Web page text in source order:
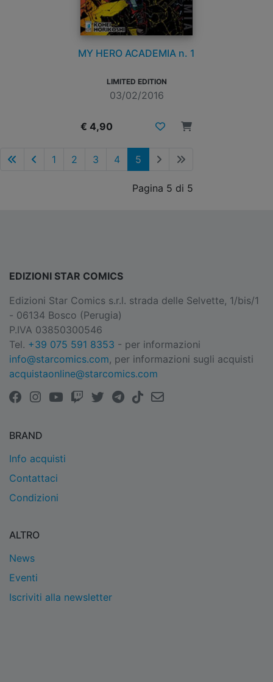
MY HERO ACADEMIA n. 1
LIMITED EDITION
03/02/2016
€ 4,90
1 2 3 4 5
Pagina 5 di 5
EDIZIONI STAR COMICS
Edizioni Star Comics s.r.l. strada delle Selvette, 1/bis/1
- 06134 Bosco (Perugia)
P.IVA 03850300546
Tel. +39 075 591 8353 - per informazioni
info@starcomics.com, per informazioni sugli acquisti
acquistaonline@starcomics.com
BRAND
Info acquisti
Contattaci
Condizioni
ALTRO
News
Eventi
Iscriviti alla newsletter